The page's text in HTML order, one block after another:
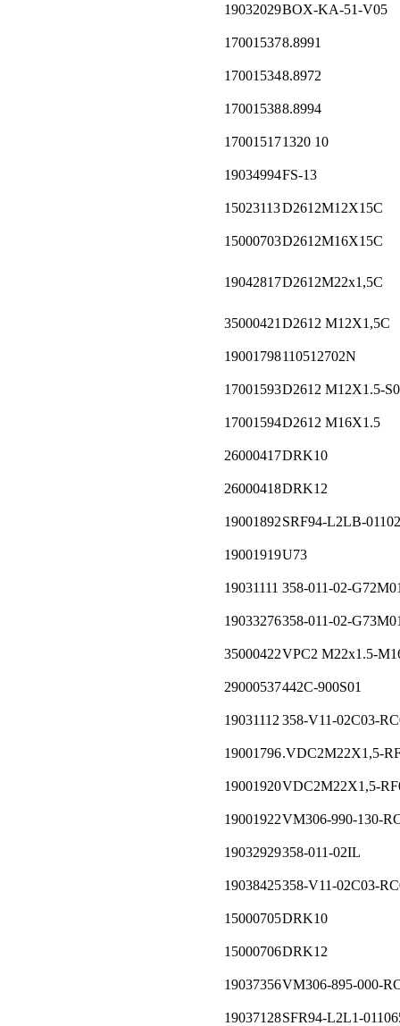
19032029BOX-KA-51-V05
170015378.8991
170015348.8972
170015388.8994
170015171320 10
19034994FS-13
15023113D2612M12X15C
15000703D2612M16X15C
19042817D2612M22x1,5C
35000421 D2612 M12X1,5C
19001798110512702N
17001593D2612 M12X1.5-
17001594D2612 M16X1.5
26000417DRK10
26000418DRK12
19001892SRF94-L2LB-
19001919U73
19031111 358-011-02-
19033276358-011-02-
35000422VPC2 M22x1.5-
29000537442C-900S01
19031112 358-V11-02C03-
19001796.VDС2М22Х1,5-
19001920VDC2M22X1,5-
19001922VM306-990-130-
19032929358-011-02IL
19038425358-V11-02C03-
15000705DRK10
15000706DRK12
19037356VM306-895-000-
19037128SFR94-L2L1-